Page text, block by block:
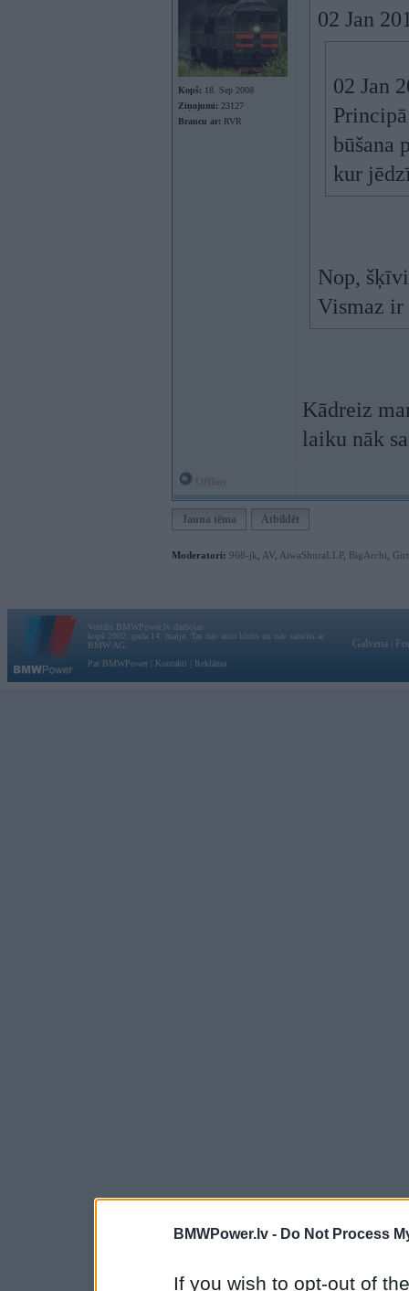
BMWPower.lv - Do Not Process
If you wish to opt-out of
Kopš: 18. Sep 2008
Ziņojumi: 23127
Braucu ar: RVR
02 Jan
02 Jan
būšana
kur
Nop,
Vismaz
Kādreiz
laiku nāk
Jauna tēma Atbildēt
Moderatori: 968-jk AV AiwaShuraLLP, BigArchi
Vortāls BMWPower.lv darbojas
kopš 2002. gada 14. maija. Tas nav auto klubs un nav saistīts ar
BMW AG.
Par BMWPower
Kontakti Reklāma
Galvena